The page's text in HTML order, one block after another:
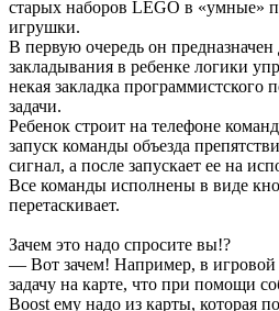
старых наборов LEGO в «умные»
игрушки.
В первую очередь он предназначен
закладывания в ребенке логики
некая закладка программистского
задачи.
Ребенок строит на телефоне
запуск команды объезда
сигнал, а после запускает ее на
Все команды исполнены в виде
перетаскивает.
Зачем это надо спросите вы!?
— Вот зачем! Например, в игровой
задачу на карте, что при помощи
Boost ему надо из карты, которая